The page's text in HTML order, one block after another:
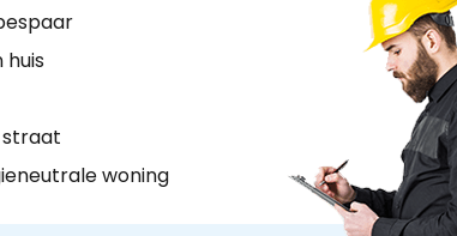
huis
straat
woning